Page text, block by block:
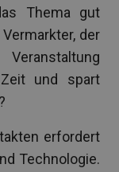
Thema gut
der
und spart
erfordert
Technologie.